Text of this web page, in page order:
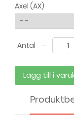
Axel (AX)
Antal
Lägg till i